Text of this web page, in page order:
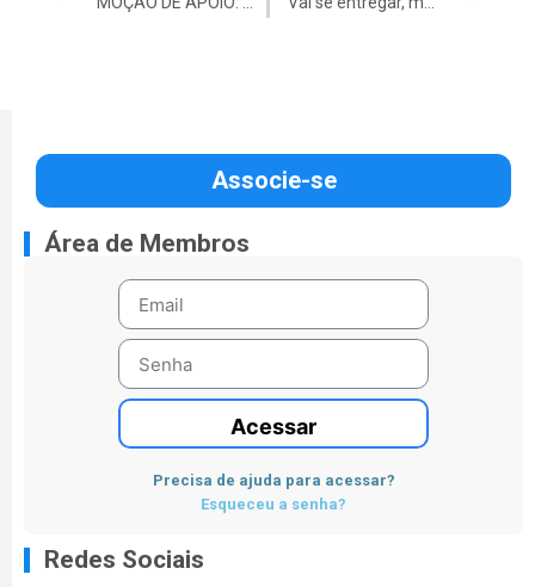
Associe-se
Área de Membros
Acessar
Precisa de ajuda para acessar?
Esqueceu a senha?
Redes Sociais